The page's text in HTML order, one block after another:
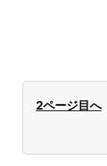
2ページ目へ